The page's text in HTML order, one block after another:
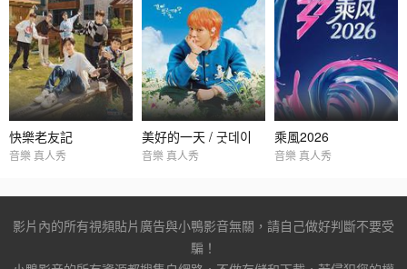
快樂老友記
音樂 真人秀
美好的一天 / 굿데이
音樂 真人秀
乘風2026
音樂 真人秀
影片內的所有視頻貼片廣告與小鴨影音無關，請自己做好判斷不要受
騙！